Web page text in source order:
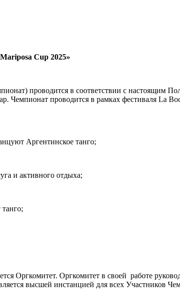
Cup 2025»
проводится в соответствии с настоящим
Чемпионат проводится в рамках фестиваля La
Аргентинское танго;
и активного отдыха;
Оргкомитет. Оргкомитет в своей работе
высшей инстанцией для всех Участников